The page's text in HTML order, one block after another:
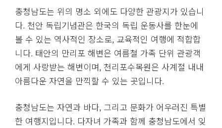
충청남도는 위의 명소 외에도 다양한 관광지가 있습니
다. 천안 독립기념관은 한국의 독립 운동사를 한눈에
볼 수 있는 역사적인 장소로, 교육적인 여행에 적합합
니다. 태안의 만리포 해변은 여름철 가족 단위 관광객
에게 사랑받는 해변이며, 천리포수목원은 사계절 내내
아름다운 자연을 만끽할 수 있는 곳입니다.
충청남도는 자연과 바다, 그리고 문화가 어우러진 특별
한 여행지입니다. 다자녀 가족과 함께 충청남도에서 잊